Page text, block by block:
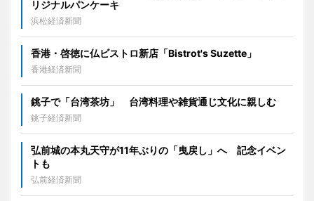
リジナルパンケーキ
浜松経済新聞
香港・啓徳に仏ビストロ新店「Bistrot's Suzette」
香港経済新聞
銚子で「台湾茶坊」 台湾料理や雑貨通じ文化に親しむ
銚子経済新聞
弘前城の本丸天守が11年ぶりの「曳戻し」へ 記念イベン
トも
弘前経済新聞